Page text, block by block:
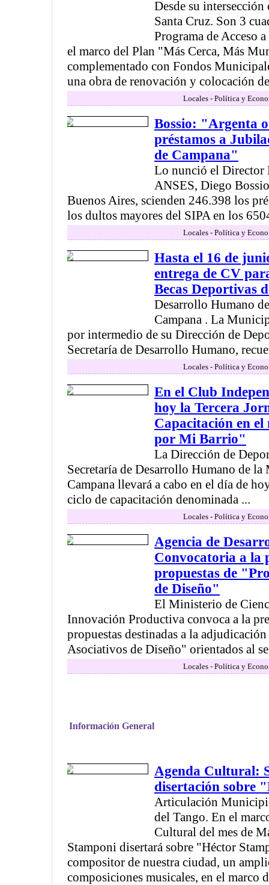
Desde su
Santa Cruz. Son 3
Programa de Acceso
el marco del Plan "Más Cerca, Más
complementado con Fondos
una obra de renovación y colocación
Locales - Política y
Bossio: "Argenta
préstamos a
de Campana"
Lo nunció el Director
ANSES, Diego
Buenos Aires, scienden 246.398 los
los dultos mayores del SIPA en los
Locales - Política y
Hasta el 16 de
entrega de CV
Becas Deportivas
Desarrollo Humano
Campana . La
por intermedio de su Dirección de
Secretaría de Desarrollo Humano,
Locales - Política y
En el Club
hoy la Tercera
Capacitación en
por Mi Barrio"
La Dirección de
Secretaría de Desarrollo Humano de
Campana llevará a cabo en el día de
ciclo de capacitación denominada ...
Locales - Política y
Agencia de
Convocatoria a la
propuestas de
de Diseño"
El Ministerio de
Innovación Productiva convoca a la
propuestas destinadas a la
Asociativos de Diseño" orientados al
Locales - Política y
Información General
Agenda Cultural:
disertación sobre
Articulación
del Tango. En el
Cultural del mes de
Stamponi disertará sobre "Héctor
compositor de nuestra ciudad, un
composiciones musicales, en el marco